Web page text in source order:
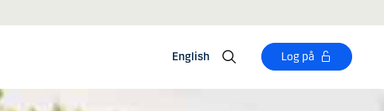
English Log på